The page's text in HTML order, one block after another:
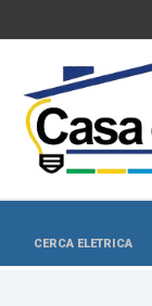
CERCA ELETRICA